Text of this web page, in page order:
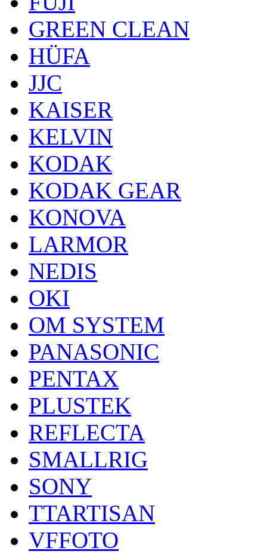
GREEN CLEAN
HÜFA
JJC
KAISER
KELVIN
KODAK
KODAK GEAR
KONOVA
LARMOR
NEDIS
OKI
OM SYSTEM
PANASONIC
PENTAX
PLUSTEK
REFLECTA
SMALLRIG
SONY
TTARTISAN
VFFOTO